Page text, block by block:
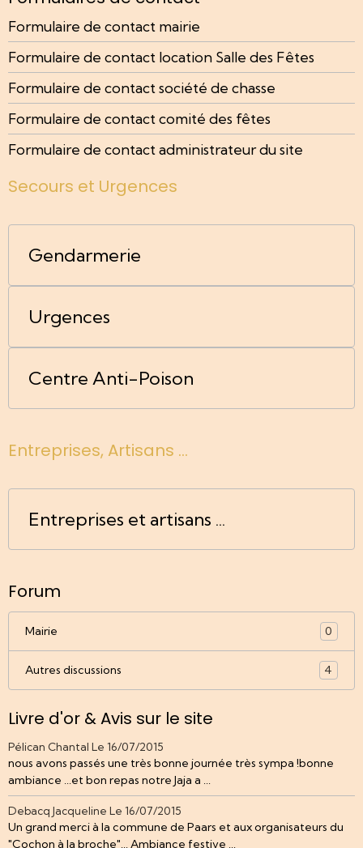
Formulaire de contact mairie
Formulaire de contact location Salle des Fêtes
Formulaire de contact société de chasse
Formulaire de contact comité des fêtes
Formulaire de contact administrateur du site
Secours et Urgences
Gendarmerie
Urgences
Centre Anti-Poison
Entreprises, Artisans ...
Entreprises et artisans ...
Forum
Mairie 0
Autres discussions 4
Livre d'or & Avis sur le site
Pélican Chantal Le 16/07/2015
nous avons passés une très bonne journée très sympa !bonne
ambiance ...et bon repas notre Jaja a ...
Debacq Jacqueline Le 16/07/2015
Un grand merci à la commune de Paars et aux organisateurs du
"Cochon à la broche"... Ambiance festive ...